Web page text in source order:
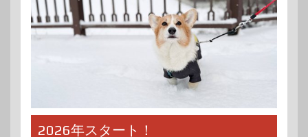
2026年スタート！